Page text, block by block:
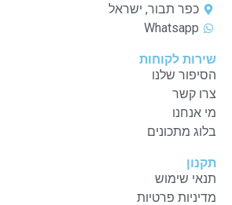
כפר תבור, ישראל
Whatsapp
שירות לקוחות
הסיפור שלנו
צרו קשר
מי אנחנו
בלוג מתכונים
תקנון
תנאי שימוש
מדיניות פרטיות